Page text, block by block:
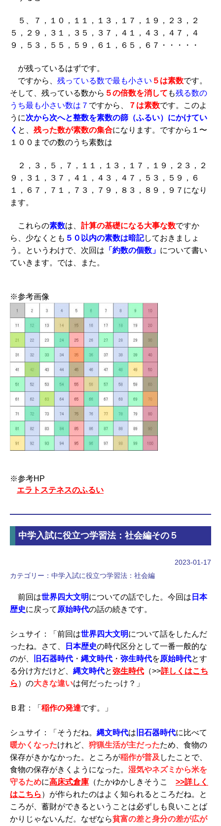
５、７，１０，１１，１３，１７，１９，２３，２
５，２９，３１，３５，３７，４１，４３，４７，４
９，５３，５５，５９，６１，６５，６７・・・・・
が残っているはずです。
ですから、 残っている数で最も小さい ５は素数です。
そして、残っている数から ５の倍数を消して も残る数の
うち最も小さい数は７ ですから、 ７は素数です。このよ
うに次から次へと整数を素数の篩（ふるい）にかけてい
く と、 残った数が素数の集合になります。ですから１〜
１００までの数のうち素数は
２，３，５，７，１１，１３，１７，１９，２３，２
９，３１，３７，４１，４３，４７，５３，５９，６
１，６７，７１，７３，７９，８３，８９，９７になり
ます。
これらの素数は、 計算の基礎になる大事な数ですか
ら、少なくとも ５０以内の素数は暗記しておきましょ
う。というわけで、次回は 「約数の個数」 について書い
ていきます。では、また。
※参考画像
※参考HP
エラトステネスのふるい
中学入試に役立つ学習法：社会編その５
2023-01-17
カテゴリー： 中学入試に役立つ学習法：社会編
前回は世界四大文明についての話でした。今回は 日本
歴史に戻って 原始時代の話の続きです。
シュサイ：「前回は世界四大文明について話をしたんだ
ったね。さて、
日本歴史の時代区分として一番一般的な
のが、
旧石器時代 ・ 縄文時代 ・ 弥生時代を原始時代とす
る分け方だけど、 縄文時代と弥生時代 （>>詳しくはこち
ら ）の大きな違いは何だったっけ？」
Ｂ君：「 稲作の発達です。」
シュサイ：「そうだね。 縄文時代は 旧石器時代に比べて
暖かくなったけれど、 狩猟生活が主だったため、食物の
保存がきかなかった。ところが稲作が普及 したことで、
食物の保存がきくようになった。 湿気やネズミから米を
守るために高床式倉庫 （たかゆかしきそうこ >>詳しく
はこちら ）が作られたのはよく知られるところだね。と
ころが、蓄財ができるということは必ずしも良いことば
かりじゃないんだ。なぜなら貧富の差と身分の差が広が